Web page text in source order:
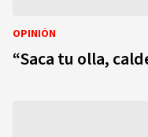
OPINIÓN
“Saca tu olla,